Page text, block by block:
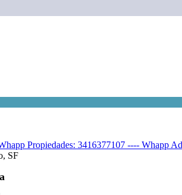
Propiedades: 3416377107 ---- Whapp
SF
a